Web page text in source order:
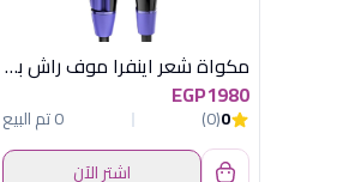
مكواة شعر اينفرا موف راش براش
EGP1980
0
(0)
0 تم البيع
اشترِ الآن